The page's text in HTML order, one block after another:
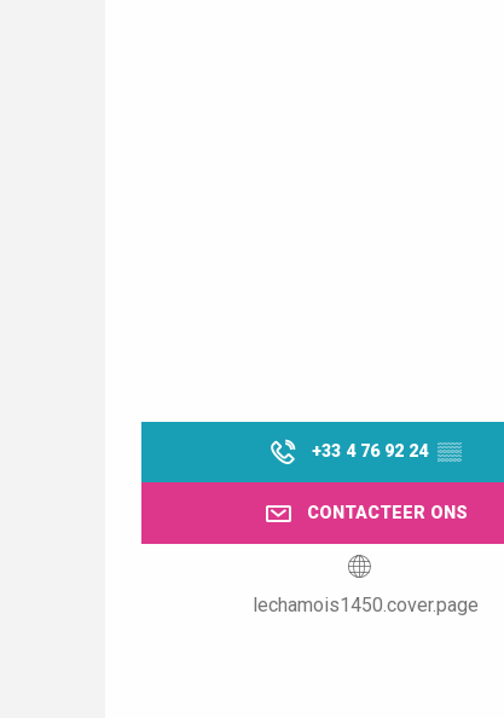
+33 4 76 92 24 ▒▒
CONTACTEER ONS
lechamois1450.cover.page